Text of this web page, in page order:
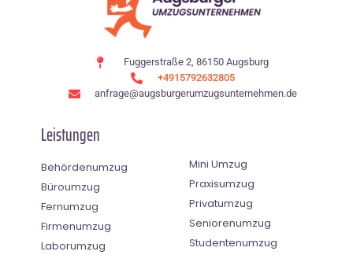
Fuggerstraße 2, 86150 Augsburg
+4915792632805
anfrage@augsburgerumzugsunternehmen.de
Leistungen
Behördenumzug
Büroumzug
Fernumzug
Firmenumzug
Laborumzug
Mini Umzug
Praxisumzug
Privatumzug
Seniorenumzug
Studentenumzug